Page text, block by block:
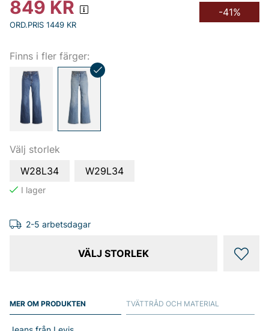
849 KR
ORD.PRIS 1449 KR
-41%
Finns i fler färger:
Välj storlek
W28L34
W29L34
2-5 arbetsdagar
VÄLJ STORLEK
MER OM PRODUKTEN TVÄTTRÅD OCH MATERIAL